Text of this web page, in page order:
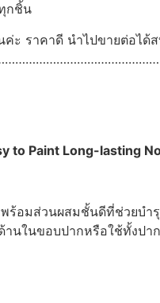
กชิ้น
ะ ราคาดี นำไปขายต่อได้ส
to Paint Long-lasting
พร้อมส่วนผสมชั้นดีที่ช่วยบ
นในขอบปากหรือใช้ทั้งปา